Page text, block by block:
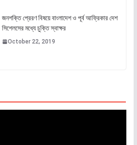
জনশক্তি প্রেরণ বিষয়ে বাংলাদেশ ও পূর্ব আফ্রিকার দেশ
সিশেলসের মধ্যে চুক্তি স্বাক্ষর
October 22, 2019